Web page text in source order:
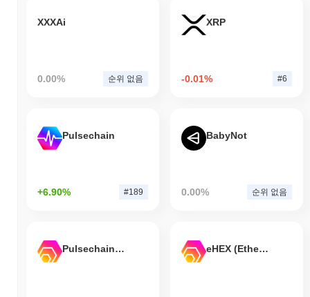
XXXAi
0.00% 순위 없음
XRP
-0.01% #6
Pulsechain
+6.90% #189
BabyNot
0.00% 순위 없음
Pulsechain Bridged HEX (Pulsechain) eHEX (Ethereum)